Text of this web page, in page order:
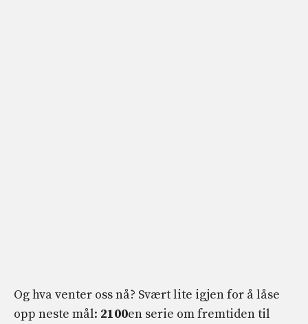
Og hva venter oss nå? Svært lite igjen for å låse
opp neste mål: 2100en serie om fremtiden til